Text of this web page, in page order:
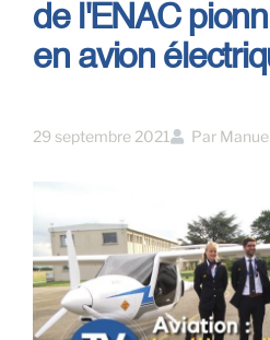
de l'ENAC
en avion
29 septembre 2021 Par